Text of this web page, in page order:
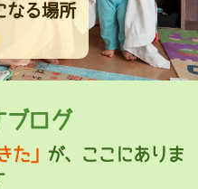
へ
なる場所
す
へ
なる場所
ブログ
た」 が、ここにありま